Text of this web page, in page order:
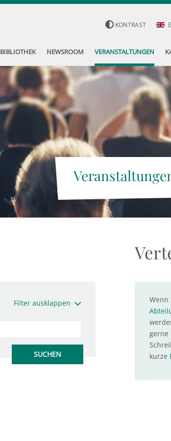
KONTRAST
BIBLIOTHEK NEWSROOM VERANSTALTUNGEN
Filter ausklappen
Wenn
gerne
kurze